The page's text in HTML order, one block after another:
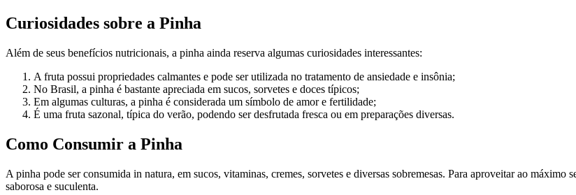
Curiosidades sobre a Pinha
Além de seus benefícios nutricionais, a pinha ainda reserva algumas curiosidades interessantes:
A fruta possui propriedades calmantes e pode ser utilizada no tratamento de ansiedade e insônia;
No Brasil, a pinha é bastante apreciada em sucos, sorvetes e doces típicos;
Em algumas culturas, a pinha é considerada um símbolo de amor e fertilidade;
É uma fruta sazonal, típica do verão, podendo ser desfrutada fresca ou em preparações diversas.
Como Consumir a Pinha
A pinha pode ser consumida in natura, em sucos, vitaminas, cremes, sorvetes e diversas sobremesas. Para aproveitar ao
saborosa e suculenta.